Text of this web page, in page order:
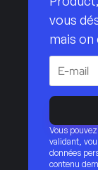
vous
mais on
Vous
validant,
données
contenu